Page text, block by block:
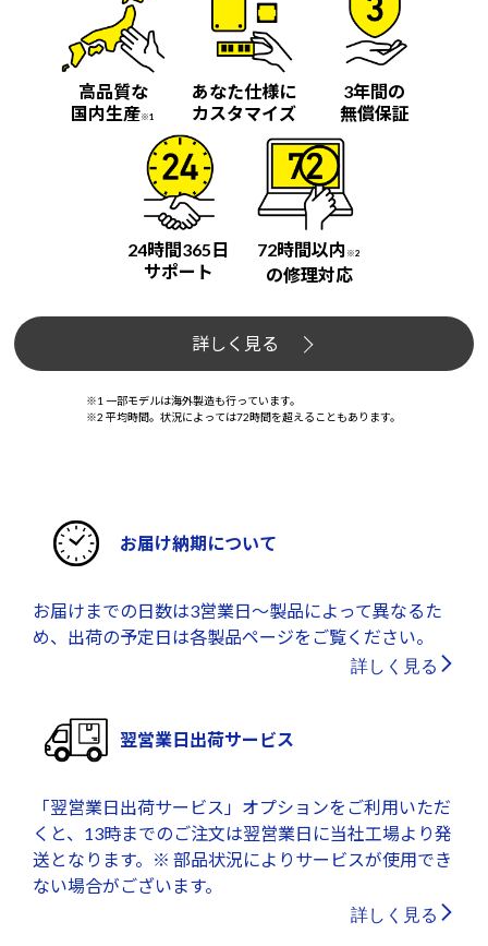
高品質な
国内生産※1
あなた仕様に
カスタマイズ
3年間の
無償保証
24時間365日
サポート
72時間以内 ※2
の修理対応
詳しく見る
※1 一部モデルは海外製造も行っています。
※2 平均時間。状況によっては72時間を超えることもあります。
お届け納期について
お届けまでの日数は3営業日～製品によって異なるた
め、出荷の予定日は各製品ページをご覧ください。
詳しく見る
翌営業日出荷サービス
「翌営業日出荷サービス」オプションをご利用いただ
くと、13時までのご注文は翌営業日に当社工場より発
送となります。※ 部品状況によりサービスが使用でき
ない場合がございます。
詳しく見る